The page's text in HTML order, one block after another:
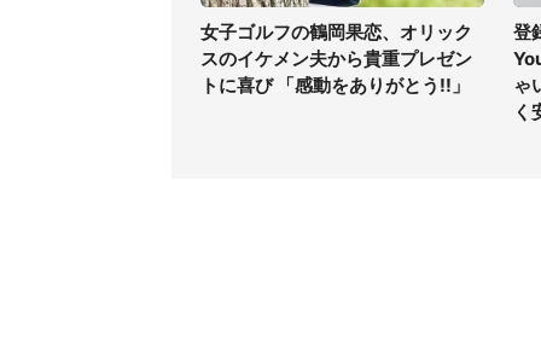
女子ゴルフの鶴岡果恋、オリック
スのイケメン夫から貴重プレゼン
トに喜び 「感動をありがとう!!」
登
ゃ
く